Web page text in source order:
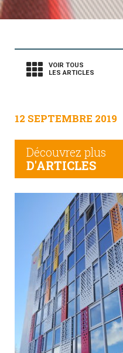
VOIR TOUS
LES ARTICLES
12 SEPTEMBRE 2019
Découvrez plus
D'ARTICLES